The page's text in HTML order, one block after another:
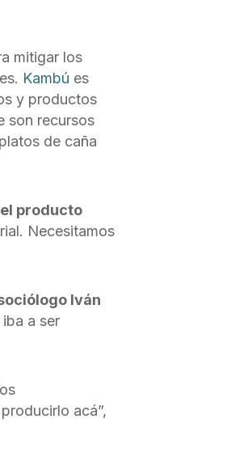
mitigar los
Kambú es
y productos
son recursos
de caña
producto
Necesitamos
Iván
a ser
acá”,